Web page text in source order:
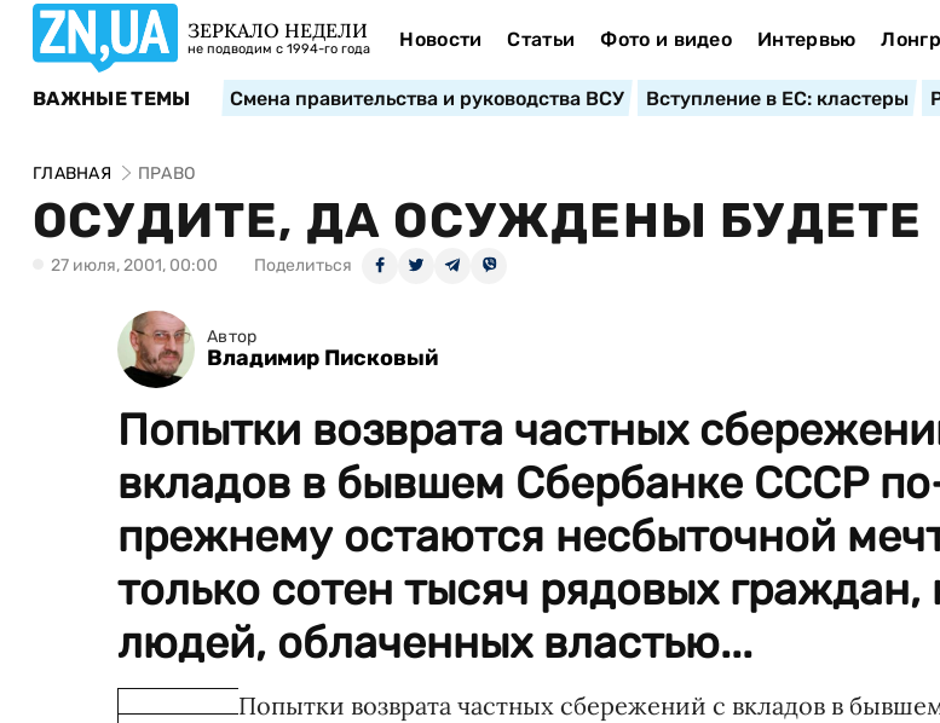
ЗЕРКАЛО НЕДЕЛИ
не подводим с 1994-го года Новости Статьи Фото и видео Интервью
ВАЖНЫЕ ТЕМЫ Смена правительства и руководства ВСУ Вступление в ЕС: кластеры
ГЛАВНАЯ ПРАВО
ОСУДИТЕ, ДА ОСУЖДЕНЫ БУДЕТЕ
27 июля, 2001, 00:00 Поделиться
Автор
Владимир Писковый
Попытки возврата частных
вкладов в бывшем Сбербанке СССР
прежнему остаются несбыточной
только сотен тысяч рядовых граждан,
людей, облаченных властью...
Попытки возврата частных сбережений с вкладов в